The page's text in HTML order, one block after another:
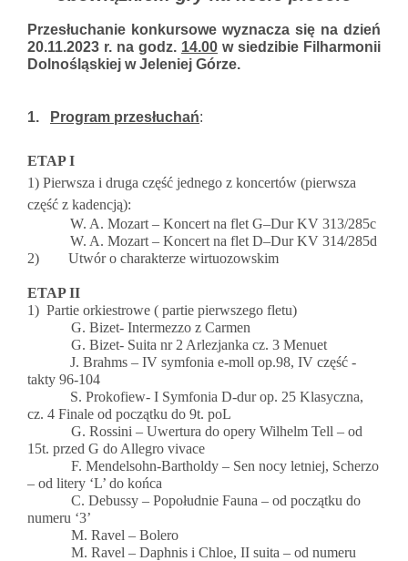
Przesłuchanie konkursowe wyznacza się na dzień
20.11.2023 r. na godz. 14.00 w siedzibie Filharmonii
Dolnośląskiej w Jeleniej Górze.
1. Program przesłuchań:
ETAP I
1) Pierwsza i druga część jednego z koncertów (pierwsza
część z kadencją):
W. A. Mozart – Koncert na flet G–Dur KV 313/285c
W. A. Mozart – Koncert na flet D–Dur KV 314/285d
2) Utwór o charakterze wirtuozowskim
ETAP II
1) Partie orkiestrowe ( partie pierwszego fletu)
G. Bizet- Intermezzo z Carmen
G. Bizet- Suita nr 2 Arlezjanka cz. 3 Menuet
J. Brahms – IV symfonia e-moll op.98, IV część -
takty 96-104
S. Prokofiew- I Symfonia D-dur op. 25 Klasyczna,
cz. 4 Finale od początku do 9t. poL
G. Rossini – Uwertura do opery Wilhelm Tell – od
15t. przed G do Allegro vivace
F. Mendelsohn-Bartholdy – Sen nocy letniej, Scherzo
– od litery ‘L’ do końca
C. Debussy – Popołudnie Fauna – od początku do
numeru ‘3’
M. Ravel – Bolero
M. Ravel – Daphnis i Chloe, II suita – od numeru